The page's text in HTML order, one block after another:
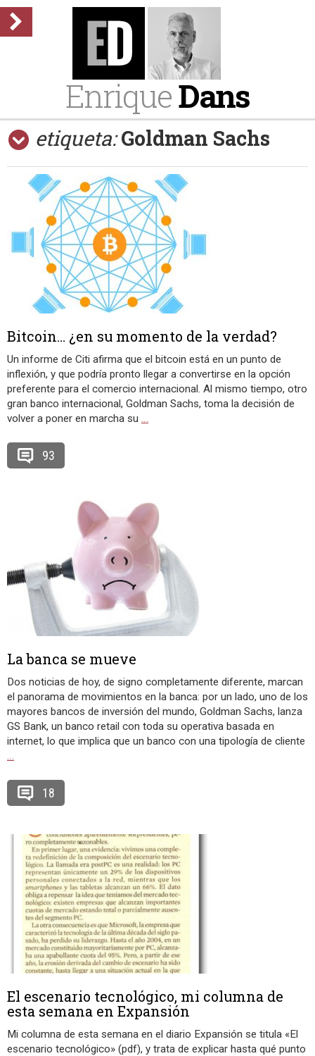
EnriqueDans
etiqueta: Goldman Sachs
Bitcoin… ¿en su momento de la verdad?
Un informe de Citi afirma que el bitcoin está en un punto de
inflexión, y que podría pronto llegar a convertirse en la opción
preferente para el comercio internacional. Al mismo tiempo, otro
gran banco internacional, Goldman Sachs, toma la decisión de
volver a poner en marcha su …
93
La banca se mueve
Dos noticias de hoy, de signo completamente diferente, marcan
el panorama de movimientos en la banca: por un lado, uno de los
mayores bancos de inversión del mundo, Goldman Sachs, lanza
GS Bank, un banco retail con toda su operativa basada en
internet, lo que implica que un banco con una tipología de cliente
…
18
El escenario tecnológico, mi columna de
esta semana en Expansión
Mi columna de esta semana en el diario Expansión se titula «El
escenario tecnológico» (pdf), y trata de explicar hasta qué punto